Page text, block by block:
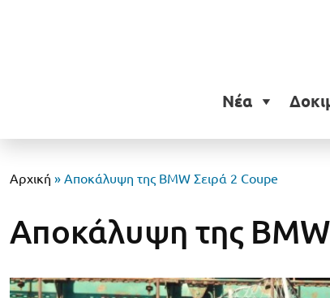
Νέα
Αρχική » Αποκάλυψη της BMW Σειρά 2 Coupe
Αποκάλυψη της